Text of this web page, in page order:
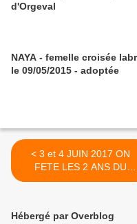
d'Orgeval
NAYA - femelle croisée labrador - née
le 09/05/2015 - adoptée
< 3 et 4 JUIN 2017 ON
FETE LES 2 ANS DU
REFUGE DU PAPILLON
Hébergé par Overblog